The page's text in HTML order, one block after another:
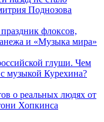
Поднозова
флоксов,
и «Музыка мира»
глуши. Чем
музыкой Курехина?
о реальных людях от
Хопкинса